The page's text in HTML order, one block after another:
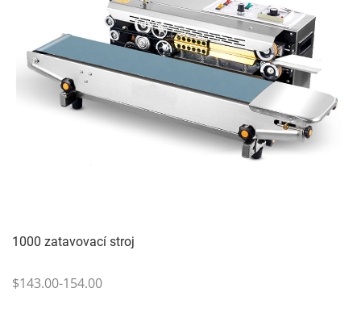
1000 zatavovací stroj
$143.00-154.00